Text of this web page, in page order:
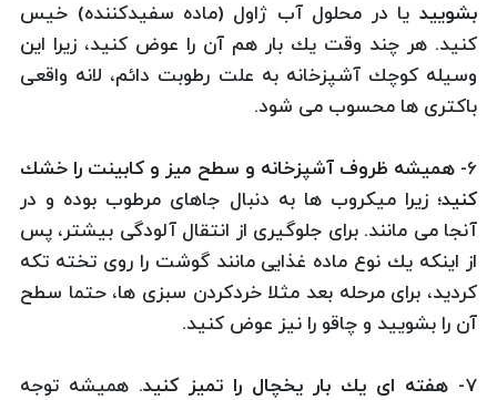
بشویید یا در محلول آب ژاول (ماده سفیدكننده) خیس
كنید. هر چند وقت یك بار هم آن را عوض كنید، زیرا این
وسیله كوچك آشپزخانه به علت رطوبت دائم، لانه واقعی
باكتری ها محسوب می شود.
6- همیشه ظروف آشپزخانه و سطح میز و كابینت را خشك
كنید؛ زیرا میكروب ها به دنبال جاهای مرطوب بوده و در
آنجا می مانند. برای جلوگیری از انتقال آلودگی بیشتر، پس
از اینكه یك نوع ماده غذایی مانند گوشت را روی تخته تكه
كردید، برای مرحله بعد مثلا خردكردن سبزی ها، حتما سطح
آن را بشویید و چاقو را نیز عوض كنید.
7- هفته ای یك بار یخچال را تمیز كنید. همیشه توجه